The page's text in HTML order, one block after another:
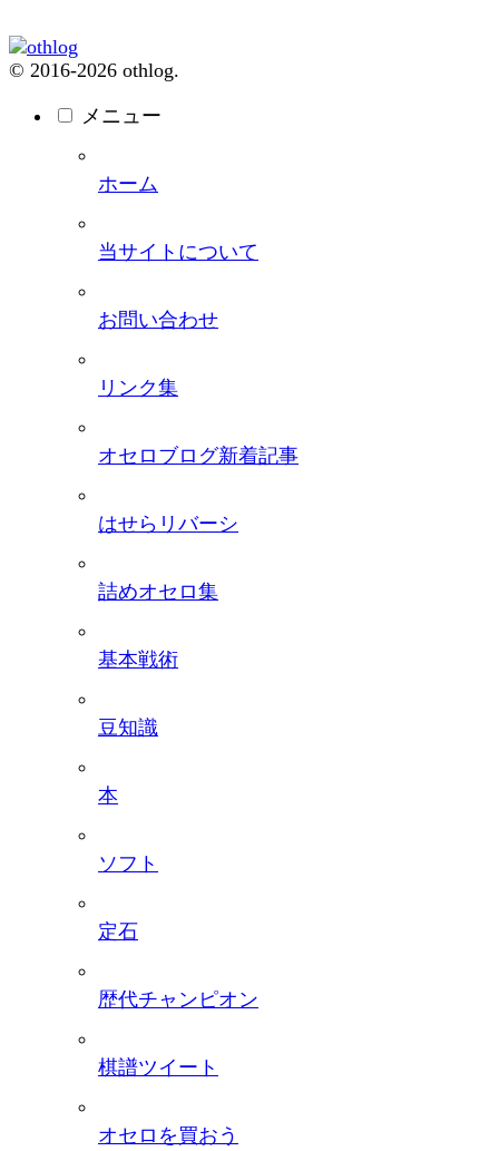
© 2016-2026 othlog.
メニュー
ホーム
当サイトについて
お問い合わせ
リンク集
オセロブログ新着記事
はせらリバーシ
詰めオセロ集
基本戦術
豆知識
本
ソフト
定石
歴代チャンピオン
棋譜ツイート
オセロを買おう